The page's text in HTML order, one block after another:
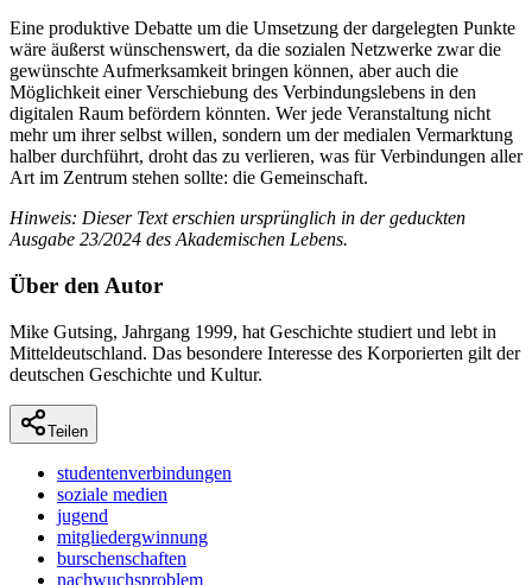
Eine produktive Debatte um die Umsetzung der dargelegten Punkte
wäre äußerst wünschenswert, da die sozialen Netzwerke zwar die
gewünschte Aufmerksamkeit bringen können, aber auch die
Möglichkeit einer Verschiebung des Verbindungslebens in den
digitalen Raum befördern könnten. Wer jede Veranstaltung nicht
mehr um ihrer selbst willen, sondern um der medialen Vermarktung
halber durchführt, droht das zu verlieren, was für Verbindungen aller
Art im Zentrum stehen sollte: die Gemeinschaft.
Hinweis: Dieser Text erschien ursprünglich in der geduckten
Ausgabe 23/2024 des Akademischen Lebens.
Über den Autor
Mike Gutsing, Jahrgang 1999, hat Geschichte studiert und lebt in
Mitteldeutschland. Das besondere Interesse des Korporierten gilt der
deutschen Geschichte und Kultur.
Teilen
studentenverbindungen
soziale medien
jugend
mitgliedergwinnung
burschenschaften
nachwuchsproblem